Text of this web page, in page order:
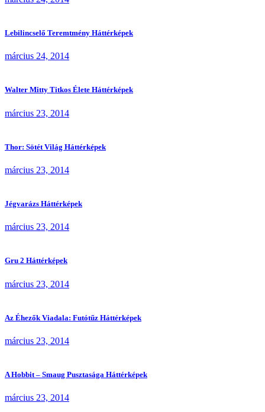
Lebilincselő Teremtmény Háttérképek
március 24, 2014
Walter Mitty Titkos Élete Háttérképek
március 23, 2014
Thor: Sötét Világ Háttérképek
március 23, 2014
Jégvarázs Háttérképek
március 23, 2014
Gru 2 Háttérképek
március 23, 2014
Az Éhezők Viadala: Futótűz Háttérképek
március 23, 2014
A Hobbit – Smaug Pusztasága Háttérképek
március 23, 2014